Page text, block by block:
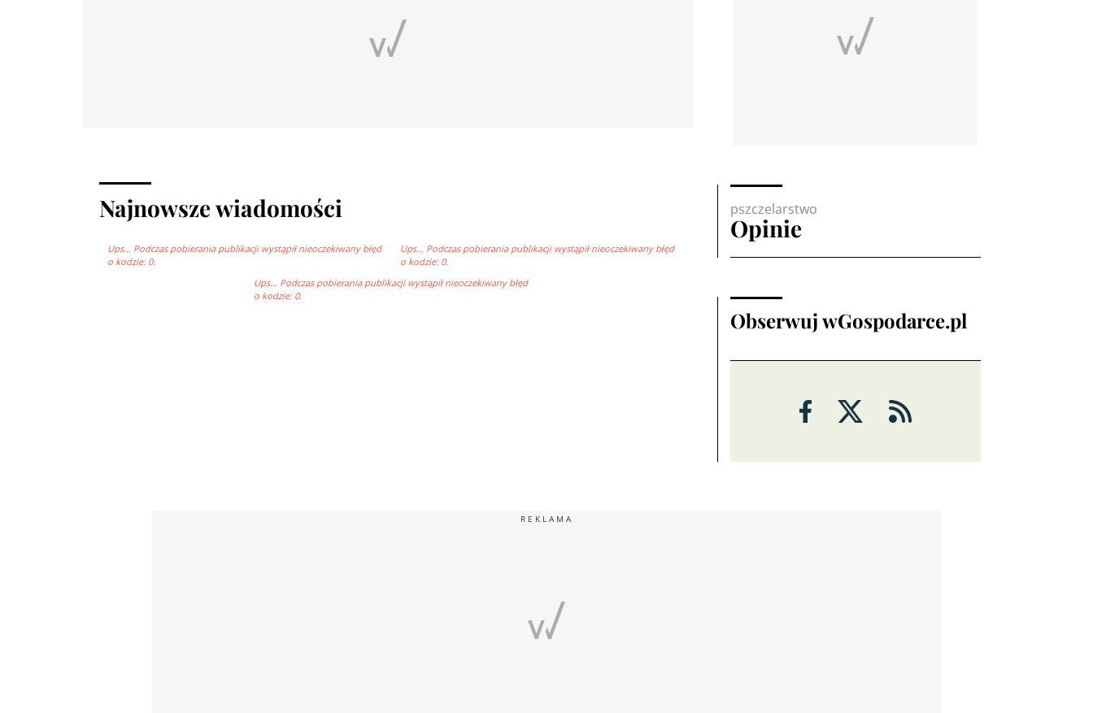
Najnowsze wiadomości
Ups… Podczas pobierania publikacji wystąpił nieoczekiwany błęd
o kodzie: 0.
Ups… Podczas pobierania publikacji wystąpił nieoczekiwany błęd
o kodzie: 0.
Ups… Podczas pobierania publikacji wystąpił nieoczekiwany błęd
o kodzie: 0.
pszczelarstwo
Opinie
Obserwuj wGospodarce.pl
REKLAMA